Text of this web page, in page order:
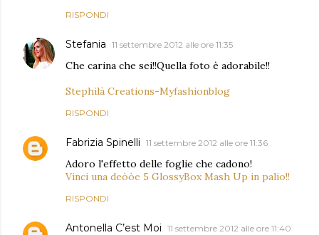
RISPONDI
Stefania 11 settembre 2012 alle ore 11:35
Che carina che sei!!Quella foto è adorabile!!
Stephilà Creations-Myfashionblog
RISPONDI
Fabrizia Spinelli 11 settembre 2012 alle ore 11:36
Adoro l'effetto delle foglie che cadono!
Vinci una deòòe 5 GlossyBox Mash Up in palio!!
RISPONDI
Antonella C’est Moi 11 settembre 2012 alle ore 11:40